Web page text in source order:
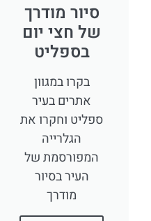
סיור מודרך
של חצי יום
בספליט
בקרו במגוון
אתרים בעיר
ספליט וחקרו את
הגלרייה
המפורסמת של
העיר בסיור
מודרך